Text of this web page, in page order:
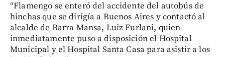
“Flamengo se enteró del accidente del autobús de
hinchas que se dirigía a Buenos Aires y contactó al
alcalde de Barra Mansa, Luiz Furlani, quien
inmediatamente puso a disposición el Hospital
Municipal y el Hospital Santa Casa para asistir a los